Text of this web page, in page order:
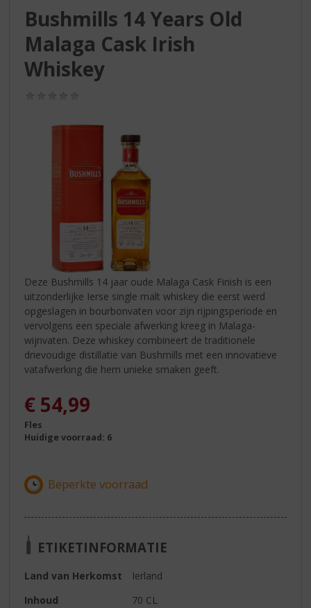
Bushmills 14 Years Old
Malaga Cask Irish
Whiskey
Deze Bushmills 14 jaar oude Malaga Cask Finish is een
uitzonderlijke Ierse single malt whiskey die eerst werd
opgeslagen in bourbonvaten voor zijn rijpingsperiode en
vervolgens een speciale afwerking kreeg in Malaga-
wijnvaten. Deze whiskey combineert de traditionele
drievoudige distillatie van Bushmills met een innovatieve
vatafwerking die hem unieke smaken geeft.
€ 54,99
Fles
Huidige voorraad: 6
ETIKETINFORMATIE
Land van Herkomst
Ierland
Inhoud
70 CL